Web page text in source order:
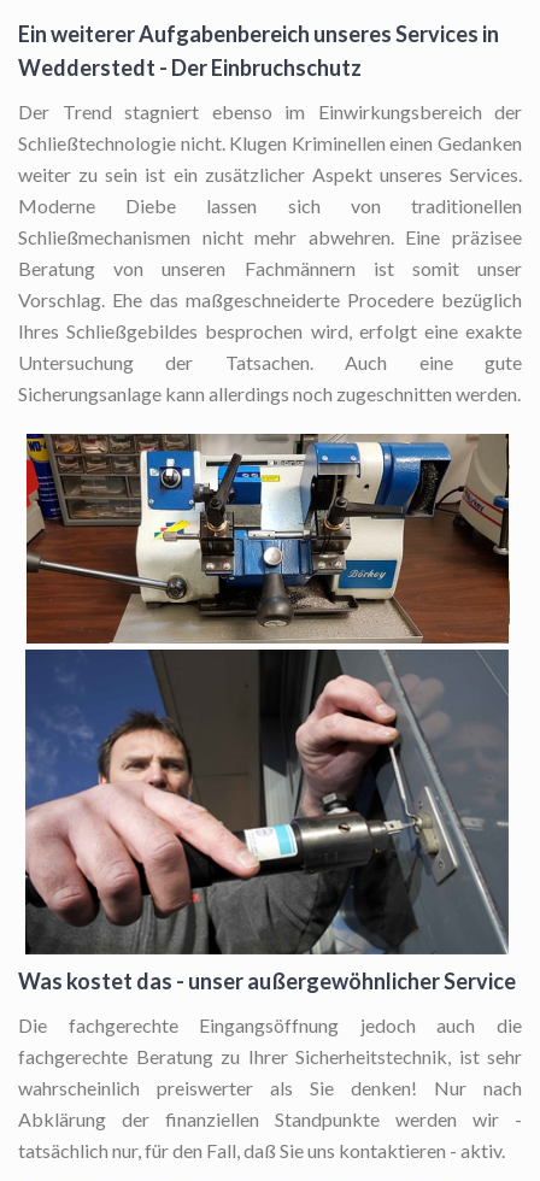
Ein weiterer Aufgabenbereich unseres Services in
Wedderstedt - Der Einbruchschutz
Der Trend stagniert ebenso im Einwirkungsbereich der
Schließtechnologie nicht. Klugen Kriminellen einen Gedanken
weiter zu sein ist ein zusätzlicher Aspekt unseres Services.
Moderne Diebe lassen sich von traditionellen
Schließmechanismen nicht mehr abwehren. Eine präzisee
Beratung von unseren Fachmännern ist somit unser
Vorschlag. Ehe das maßgeschneiderte Procedere bezüglich
Ihres Schließgebildes besprochen wird, erfolgt eine exakte
Untersuchung der Tatsachen. Auch eine gute
Sicherungsanlage kann allerdings noch zugeschnitten werden.
Was kostet das - unser außergewöhnlicher Service
Die fachgerechte Eingangsöffnung jedoch auch die
fachgerechte Beratung zu Ihrer Sicherheitstechnik, ist sehr
wahrscheinlich preiswerter als Sie denken! Nur nach
Abklärung der finanziellen Standpunkte werden wir -
tatsächlich nur, für den Fall, daß Sie uns kontaktieren - aktiv.